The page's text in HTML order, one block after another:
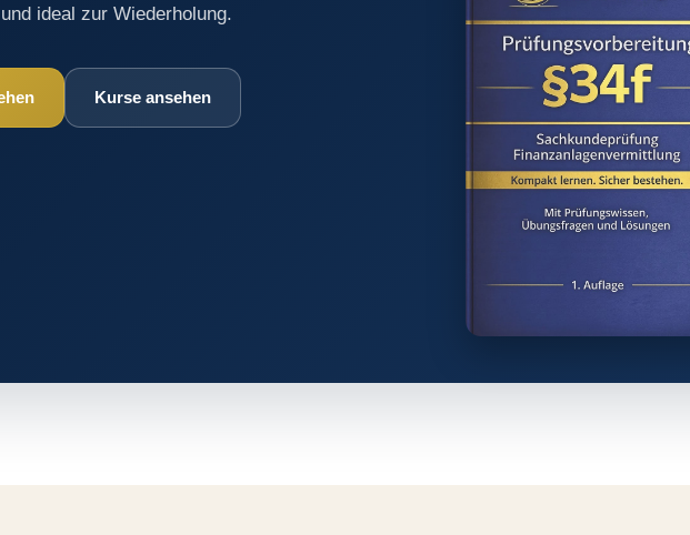
ideal zur Wiederholung.
Kurse ansehen